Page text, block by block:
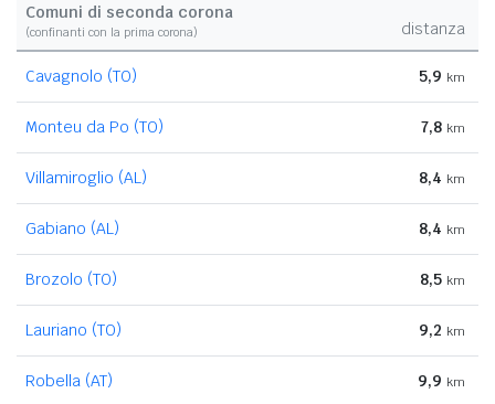
Comuni di seconda corona
(confinanti con la prima corona) distanza
Cavagnolo (TO) 5,9 km
Monteu da Po (TO) 7,8 km
Villamiroglio (AL) 8,4 km
Gabiano (AL) 8,4 km
Brozolo (TO) 8,5 km
Lauriano (TO) 9,2 km
Robella (AT) 9,9 km